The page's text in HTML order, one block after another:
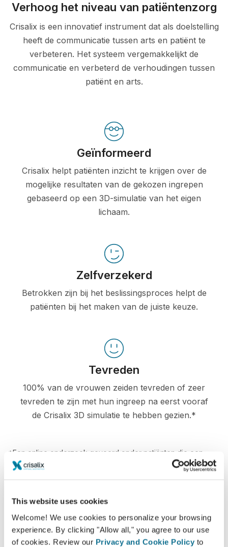
This website uses cookies
Welcome! We use cookies to personalize your browsing
experience. By clicking "Allow all," you agree to our use
of cookies. Review our Privacy and Cookie Policy to
Verhoog het niveau van patiëntenzorg
Crisalix is een innovatief instrument dat als doelstelling
heeft de communicatie tussen arts en patiënt te
verbeteren. Het systeem vergemakkelijkt de
communicatie en verbeterd de verhoudingen tussen
patiënt en arts.
Geïnformeerd
Crisalix helpt patiënten inzicht te krijgen over de
mogelijke resultaten van de gekozen ingrepen
gebaseerd op een 3D-simulatie van het eigen
lichaam.
Zelfverzekerd
Betrokken zijn bij het beslissingsproces helpt de
patiënten bij het maken van de juiste keuze.
Tevreden
100% van de vrouwen zeiden tevreden of zeer
tevreden te zijn met hun ingreep na eerst vooraf
de Crisalix 3D simulatie te hebben gezien.*
*Een online onderzoek gevoerd onder patiënten die een
borstvergroting in Zwitserland hadden ondergaan tussen mei